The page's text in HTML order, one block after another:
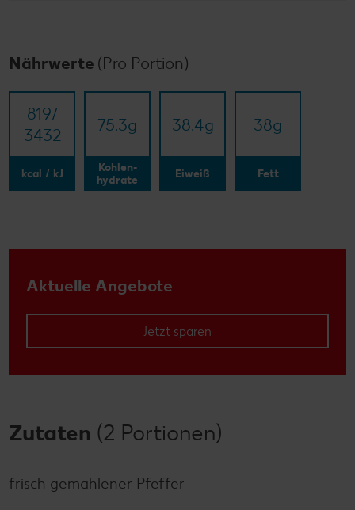
Nährwerte (Pro Portion)
819/​
3432
kcal / kJ
75.3g
Kohlen-
hydrate
38.4g
Eiweiß
38g
Fett
Aktuelle Angebote
Jetzt sparen
Zutaten (2 Portionen)
frisch gemahlener Pfeffer